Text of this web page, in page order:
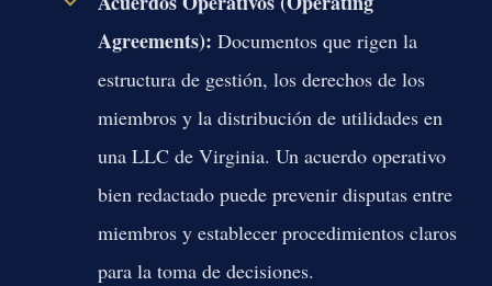
Agreements): Documentos que rigen la
estructura de gestión, los derechos de los
miembros y la distribución de utilidades en
una LLC de Virginia. Un acuerdo operativo
bien redactado puede prevenir disputas entre
miembros y establecer procedimientos claros
para la toma de decisiones.